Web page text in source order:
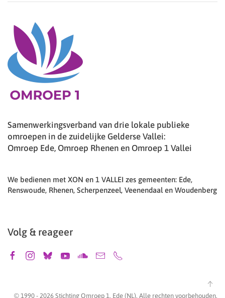
Samenwerkingsverband van drie lokale publieke
omroepen in de zuidelijke Gelderse Vallei:
Omroep Ede, Omroep Rhenen en Omroep 1 Vallei
We bedienen met XON en 1 VALLEI zes gemeenten: Ede,
Renswoude, Rhenen, Scherpenzeel, Veenendaal en Woudenberg
Volg & reageer
© 1990 - 2026 Stichting Omroep 1, Ede (NL). Alle rechten voorbehouden.